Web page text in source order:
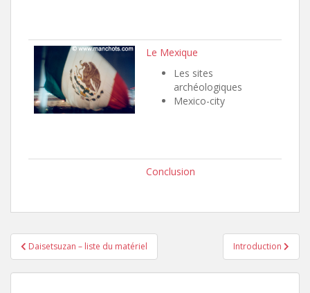
Le Mexique
Les sites
archéologiques
Mexico-city
Conclusion
Navigation
de
l’article
Daisetsuzan – liste du matériel Introduction